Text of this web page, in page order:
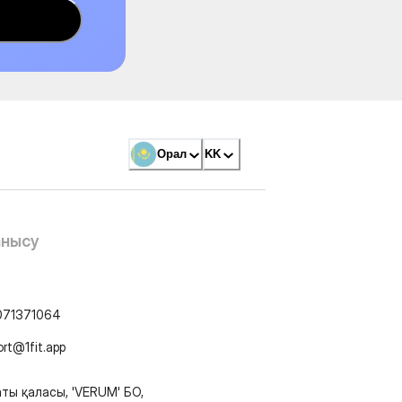
Орал KK
қаласы, 'VERUM' БО,